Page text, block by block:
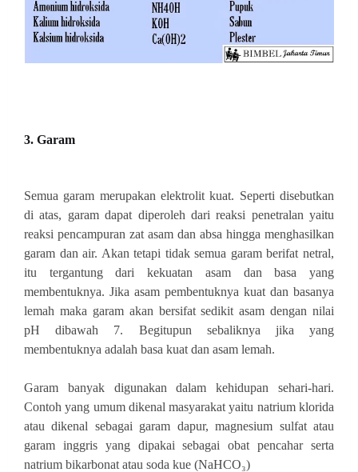
3. Garam
Semua garam merupakan elektrolit kuat. Seperti disebutkan
di atas, garam dapat diperoleh dari reaksi penetralan yaitu
reaksi pencampuran zat asam dan absa hingga menghasilkan
garam dan air. Akan tetapi tidak semua garam berifat netral,
itu tergantung dari kekuatan asam dan basa yang
membentuknya. Jika asam pembentuknya kuat dan basanya
lemah maka garam akan bersifat sedikit asam dengan nilai
pH dibawah 7. Begitupun sebaliknya jika yang
membentuknya adalah basa kuat dan asam lemah.
Garam banyak digunakan dalam kehidupan sehari-hari.
Contoh yang umum dikenal masyarakat yaitu natrium klorida
atau dikenal sebagai garam dapur, magnesium sulfat atau
garam inggris yang dipakai sebagai obat pencahar serta
natrium bikarbonat atau soda kue (NaHCO₃)